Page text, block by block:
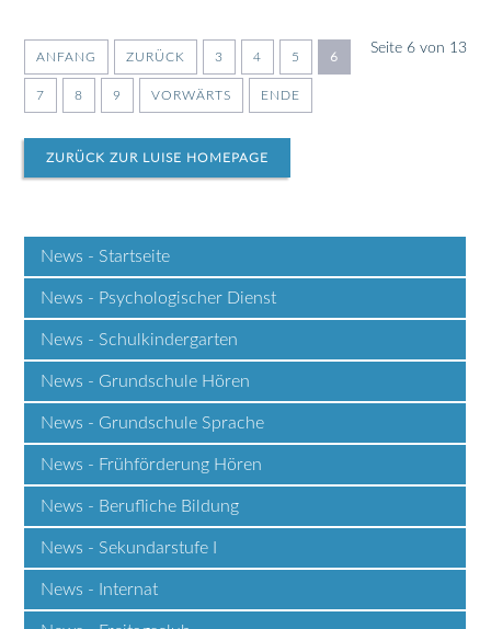
Seite 6 von 13
ANFANG ZURÜCK 3 4 5 6
7 8 9 VORWÄRTS ENDE
ZURÜCK ZUR LUISE HOMEPAGE
News - Startseite
News - Psychologischer Dienst
News - Schulkindergarten
News - Grundschule Hören
News - Grundschule Sprache
News - Frühförderung Hören
News - Berufliche Bildung
News - Sekundarstufe I
News - Internat